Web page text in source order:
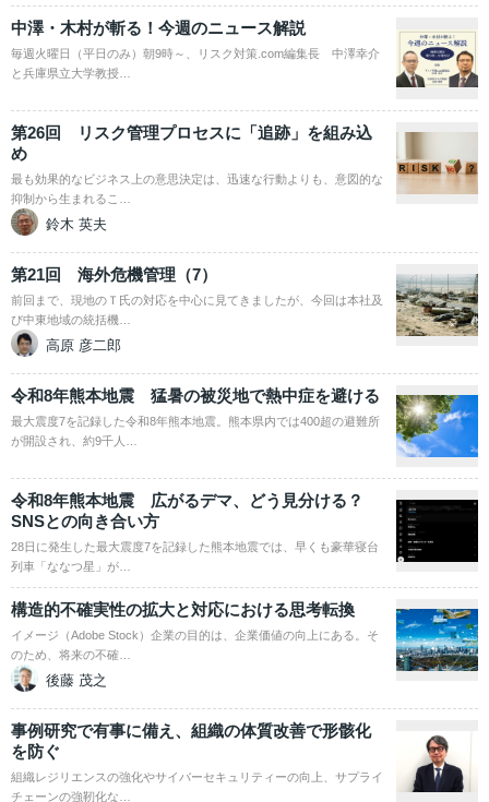
中澤・木村が斬る！今週のニュース解説
毎週火曜日（平日のみ）朝9時～、リスク対策.com編集長 中澤幸介
と兵庫県立大学教授…
第26回 リスク管理プロセスに「追跡」を組み込
め
最も効果的なビジネス上の意思決定は、迅速な行動よりも、意図的な
抑制から生まれるこ…
鈴木 英夫
第21回 海外危機管理（7）
前回まで、現地のＴ氏の対応を中心に見てきましたが、今回は本社及
び中東地域の統括機…
高原 彦二郎
令和8年熊本地震 猛暑の被災地で熱中症を避ける
最大震度7を記録した令和8年熊本地震。熊本県内では400超の避難所
が開設され、約9千人…
令和8年熊本地震 広がるデマ、どう見分ける？
SNSとの向き合い方
28日に発生した最大震度7を記録した熊本地震では、早くも豪華寝台
列車「ななつ星」が…
構造的不確実性の拡大と対応における思考転換
イメージ（Adobe Stock）企業の目的は、企業価値の向上にある。そ
のため、将来の不確…
後藤 茂之
事例研究で有事に備え、組織の体質改善で形骸化
を防ぐ
組織レジリエンスの強化やサイバーセキュリティーの向上、サプライ
チェーンの強靭化な…